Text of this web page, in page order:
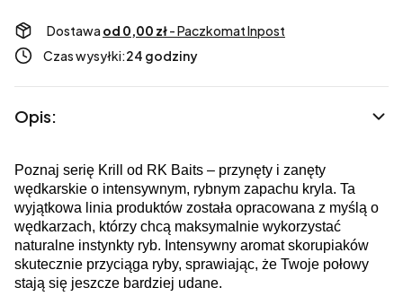
Dostawa od 0,00 zł- Paczkomat Inpost
Czas wysyłki:24 godziny
Opis:
Poznaj serię Krill od RK Baits – przynęty i zanęty
wędkarskie o intensywnym, rybnym zapachu kryla. Ta
wyjątkowa linia produktów została opracowana z myślą o
wędkarzach, którzy chcą maksymalnie wykorzystać
naturalne instynkty ryb. Intensywny aromat skorupiaków
skutecznie przyciąga ryby, sprawiając, że Twoje połowy
stają się jeszcze bardziej udane.